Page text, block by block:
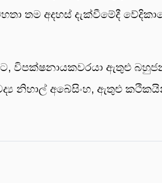
තම අදහස් දැක්වීමේදී
විපක්ෂනායකවරයා ඇතුළු
නිහාල් අබේසිංහ, ඇතුළු